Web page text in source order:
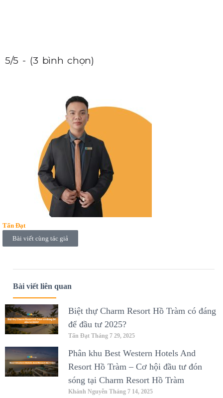
5/5 - (3 bình chọn)
Tấn Đạt
Bài viết cùng tác giả
Bài viết liên quan
Biệt thự Charm Resort Hồ Tràm có đáng
để đầu tư 2025?
Tấn Đạt Tháng 7 29, 2025
Phân khu Best Western Hotels And
Resort Hồ Tràm – Cơ hội đầu tư đón
sóng tại Charm Resort Hồ Tràm
Khánh Nguyễn Tháng 7 14, 2025